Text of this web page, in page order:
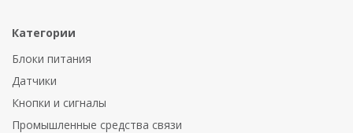
Категории
Блоки питания
Датчики
Кнопки и сигналы
Промышленные средства связи